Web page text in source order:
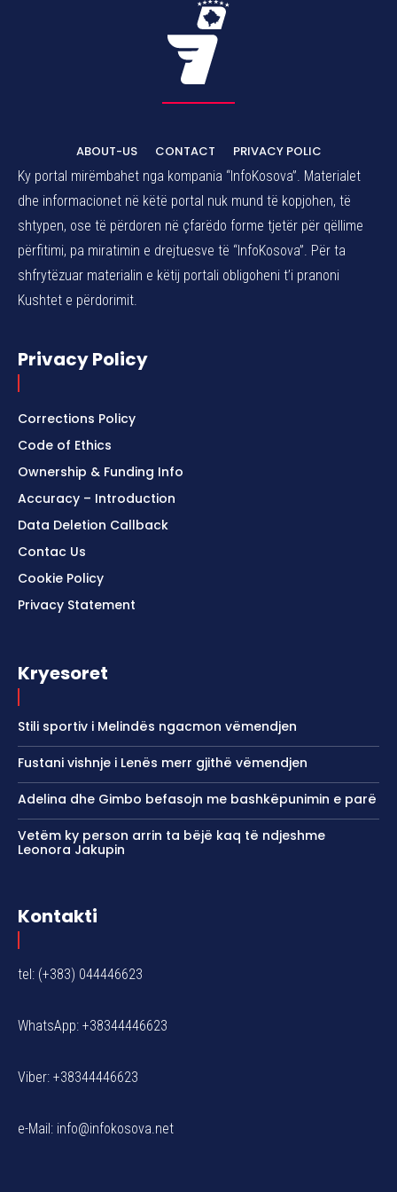
ABOUT-US CONTACT
PRIVACY POLIC
Ky portal mirëmbahet nga kompania “InfoKosova”. Materialet
dhe informacionet në këtë portal nuk mund të kopjohen, të
shtypen, ose të përdoren në çfarëdo forme tjetër për qëllime
përfitimi, pa miratimin e drejtuesve të “InfoKosova”. Për ta
shfrytëzuar materialin e këtij portali obligoheni t’i pranoni
Kushtet e përdorimit.
Privacy Policy
Corrections Policy
Code of Ethics
Ownership & Funding Info
Accuracy – Introduction
Data Deletion Callback
Contac Us
Cookie Policy
Privacy Statement
Kryesoret
Stili sportiv i Melindës ngacmon vëmendjen
Fustani vishnje i Lenës merr gjithë vëmendjen
Adelina dhe Gimbo befasojn me bashkëpunimin e parë
Vetëm ky person arrin ta bëjë kaq të ndjeshme
Leonora Jakupin
Kontakti
tel: (+383) 044446623
WhatsApp: +38344446623
Viber: +38344446623
e-Mail: info@infokosova.net